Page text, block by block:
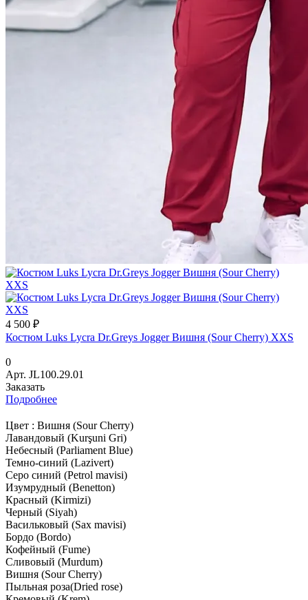
4 500 ₽
Костюм Luks Lycra Dr.Greys Jogger Вишня (Sour Cherry) XXS
0
Арт. JL100.29.01
Заказать
Подробнее
Цвет : Вишня (Sour Cherry)
Лавандовый (Kurşuni Gri)
Небесный (Parliament Blue)
Темно-синий (Lazivert)
Серо синий (Petrol mavisi)
Изумрудный (Benetton)
Красный (Kirmizi)
Черный (Siyah)
Васильковый (Sax mavisi)
Бордо (Bordo)
Кофейный (Fume)
Сливовый (Murdum)
Вишня (Sour Cherry)
Пыльная роза(Dried rose)